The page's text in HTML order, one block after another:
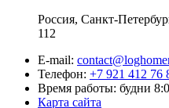
Россия, Санкт-
112
E-mail:
Телефон: +7 921 412 76
Время работы: будни
Карта сайта